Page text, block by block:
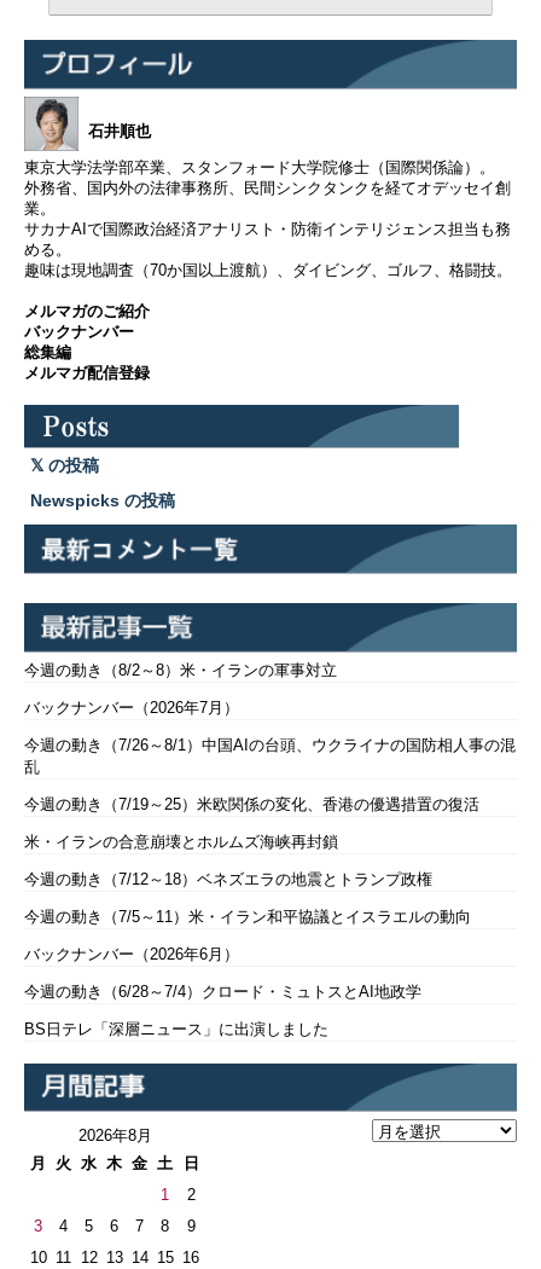
石井順也
東京大学法学部卒業、スタンフォード大学院修士（国際関係論）。
外務省、国内外の法律事務所、民間シンクタンクを経てオデッセイ創
業。
サカナAIで国際政治経済アナリスト・防衛インテリジェンス担当も務
める。
趣味は現地調査（70か国以上渡航）、ダイビング、ゴルフ、格闘技。
メルマガのご紹介
バックナンバー
総集編
メルマガ配信登録
の投稿
Newspicks の投稿
今週の動き（8/2～8）米・イランの軍事対立
バックナンバー（2026年7月）
今週の動き（7/26～8/1）中国AIの台頭、ウクライナの国防相人事の混
乱
今週の動き（7/19～25）米欧関係の変化、香港の優遇措置の復活
米・イランの合意崩壊とホルムズ海峡再封鎖
今週の動き（7/12～18）ベネズエラの地震とトランプ政権
今週の動き（7/5～11）米・イラン和平協議とイスラエルの動向
バックナンバー（2026年6月）
今週の動き（6/28～7/4）クロード・ミュトスとAI地政学
BS日テレ「深層ニュース」に出演しました
2026年8月
月
火 水 木 金 土 日
1
2
3
4 5 6 7 8
9
10 11 12 13 14 15 16